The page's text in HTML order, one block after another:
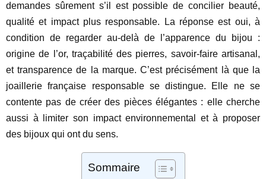
demandes sûrement s’il est possible de concilier beauté,
qualité et impact plus responsable. La réponse est oui, à
condition de regarder au-delà de l’apparence du bijou :
origine de l’or, traçabilité des pierres, savoir-faire artisanal,
et transparence de la marque. C’est précisément là que la
joaillerie française responsable se distingue. Elle ne se
contente pas de créer des pièces élégantes : elle cherche
aussi à limiter son impact environnemental et à proposer
des bijoux qui ont du sens.
Sommaire